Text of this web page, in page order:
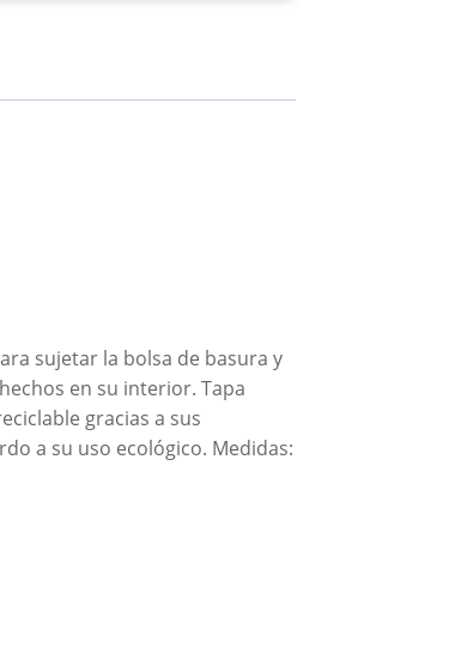
sujetar la bolsa de basura y
en su interior. Tapa
gracias a sus
a su uso ecológico. Medidas: